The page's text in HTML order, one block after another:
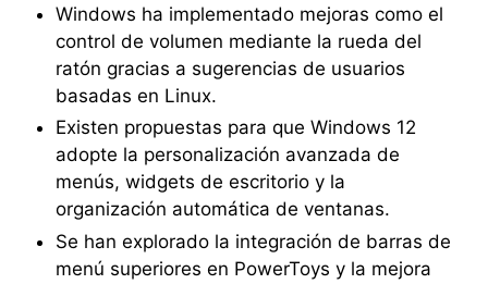
Windows ha implementado mejoras como el
control de volumen mediante la rueda del
ratón gracias a sugerencias de usuarios
basadas en Linux.
Existen propuestas para que Windows 12
adopte la personalización avanzada de
menús, widgets de escritorio y la
organización automática de ventanas.
Se han explorado la integración de barras de
menú superiores en PowerToys y la mejora